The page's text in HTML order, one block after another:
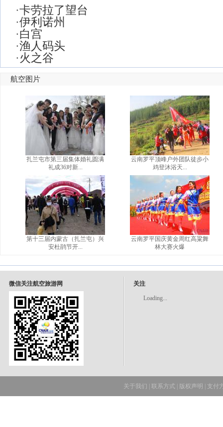
·卡劳拉了望台
·伊利诺州
·白宫
·渔人码头
·火之谷
航空图片
扎兰屯市第三届集体婚礼圆满
礼成36对新...
第十三届内蒙古（扎兰屯）兴
安杜鹃节开...
云南罗平顶峰户外团队徒步小
鸡登沐浴天...
云南罗平国庆黄金周红高粱舞
林大赛火爆
微信关注航空旅游网 关注
Loading...
关于我们 联系方式 版权声明 支付